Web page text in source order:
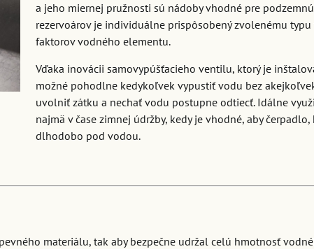
a jeho miernej pružnosti sú nádoby vhodné pre
rezervoárov je individuálne prispôsobený zvolenému
faktorov vodného elementu.
Vďaka inovácii samovypúšťacieho ventilu, ktorý je
možné pohodlne kedykoľvek vypustiť vodu bez
uvolniť zátku a nechať vodu postupne odtiecť. Idálne
najmä v čase zimnej údržby, kedy je vhodné, aby
dlhodobo pod vodou.
materiálu, tak aby bezpečne udržal celú hmotnosť